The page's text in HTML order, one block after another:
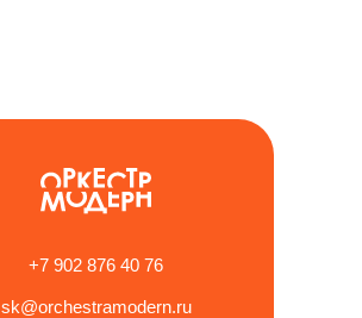
sk@orchestramodern.ru
+7 902 876 40 76